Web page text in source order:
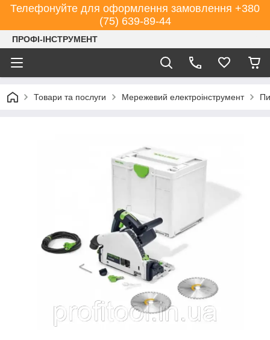
Телефонуйте для оформлення замовлення +380
(75) 639-89-44
ПРОФІ-ІНСТРУМЕНТ
Товари та послуги Мережевий електроінструмент